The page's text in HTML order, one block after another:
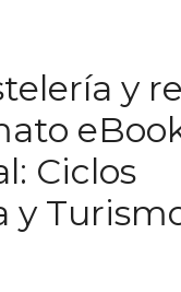
y
Ciclos
y